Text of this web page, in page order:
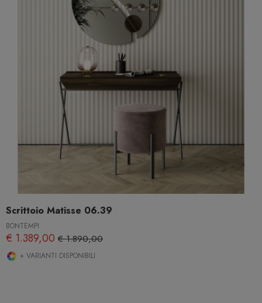
Scrittoio Matisse 06.39
BONTEMPI
€ 1.389,00 € 1.890,00
+ VARIANTI DISPONIBILI